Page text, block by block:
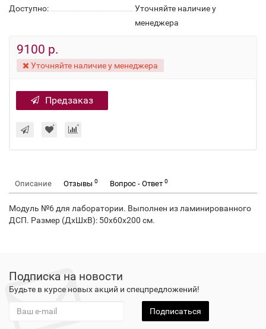
Доступно:
Уточняйте наличие у
менеджера
9100 р.
Уточняйте наличие у менеджера
Предзаказ
Описание Отзывы 0 Вопрос - Ответ 0
Модуль №6 для лаборатории. Выполнен из ламинированного
ДСП. Размер (ДхШхВ): 50х60х200 см.
Подписка на новости
Будьте в курсе новых акций и спецпредложений!
Подписаться